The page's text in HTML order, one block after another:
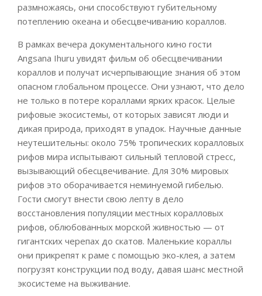
размножаясь, они способствуют губительному
потеплению океана и обесцвечиванию кораллов.
В рамках вечера документального кино гости
Angsana Ihuru увидят фильм об обесцвечивании
кораллов и получат исчерпывающие знания об этом
опасном глобальном процессе. Они узнают, что дело
не только в потере кораллами ярких красок. Целые
рифовые экосистемы, от которых зависят люди и
дикая природа, приходят в упадок. Научные данные
неутешительны: около 75% тропических коралловых
рифов мира испытывают сильный тепловой стресс,
вызывающий обесцвечивание. Для 30% мировых
рифов это оборачивается неминуемой гибелью.
Гости смогут внести свою лепту в дело
восстановления популяции местных коралловых
рифов, облюбованных морской живностью — от
гигантских черепах до скатов. Маленькие кораллы
они прикрепят к раме с помощью эко-клея, а затем
погрузят конструкции под воду, давая шанс местной
экосистеме на выживание.